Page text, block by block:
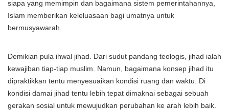
siapa yang memimpin dan bagaimana sistem pemerintahannya,
Islam memberikan keleluasaan bagi umatnya untuk
bermusyawarah.
Demikian pula ihwal jihad. Dari sudut pandang teologis, jihad ialah
kewajiban tiap-tiap muslim. Namun, bagaimana konsep jihad itu
dipraktikkan tentu menyesuaikan kondisi ruang dan waktu. Di
kondisi damai jihad tentu lebih tepat dimaknai sebagai sebuah
gerakan sosial untuk mewujudkan perubahan ke arah lebih baik.